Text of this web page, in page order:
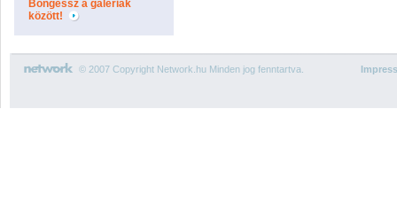
Böngéssz a galériák
között!
© 2007 Copyright Network.hu Minden jog fenntartva.